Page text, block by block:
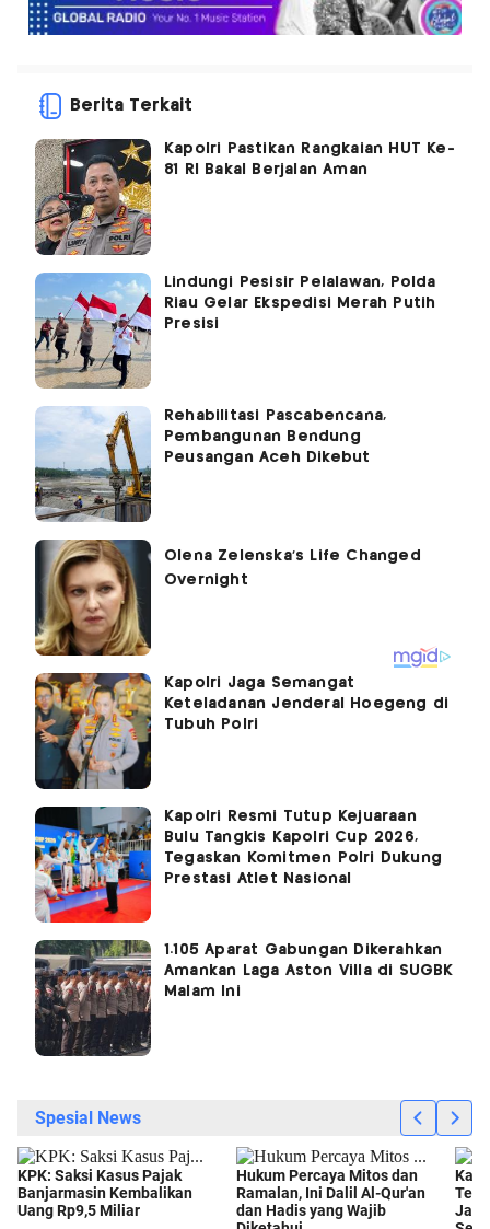
Berita Terkait
Kapolri Pastikan Rangkaian HUT Ke-
81 RI Bakal Berjalan Aman
Lindungi Pesisir Pelalawan, Polda
Riau Gelar Ekspedisi Merah Putih
Presisi
Rehabilitasi Pascabencana,
Pembangunan Bendung
Peusangan Aceh Dikebut
Kapolri Jaga Semangat
Keteladanan Jenderal Hoegeng di
Tubuh Polri
Kapolri Resmi Tutup Kejuaraan
Bulu Tangkis Kapolri Cup 2026,
Tegaskan Komitmen Polri Dukung
Prestasi Atlet Nasional
1.105 Aparat Gabungan Dikerahkan
Amankan Laga Aston Villa di SUGBK
Malam Ini